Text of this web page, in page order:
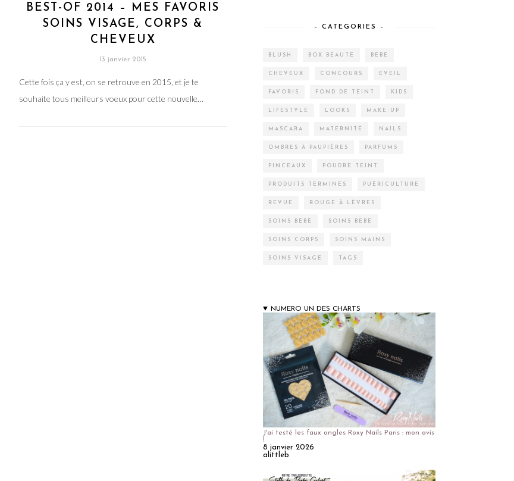
BEST-OF 2014 – MES FAVORIS
SOINS VISAGE, CORPS &
CHEVEUX
13 janvier 2015
Cette fois ça y est, on se retrouve en 2015, et je te
souhaite tous meilleurs voeux pour cette nouvelle…
– CATEGORIES –
BLUSH BOX BEAUTÉ BÉBÉ
CHEVEUX CONCOURS EVEIL
FAVORIS FOND DE TEINT KIDS
LIFESTYLE LOOKS MAKE-UP
MASCARA MATERNITÉ NAILS
OMBRES À PAUPIÈRES PARFUMS
PINCEAUX POUDRE TEINT
PRODUITS TERMINÉS PUÉRICULTURE
REVUE ROUGE À LÈVRES
SOINS BÉBÉ SOINS BÉBÉ
SOINS CORPS SOINS MAINS
SOINS VISAGE TAGS
NUMERO UN DES CHARTS
J'ai testé les faux ongles Roxy Nails Paris : mon avis
!
8 janvier 2026
alittleb